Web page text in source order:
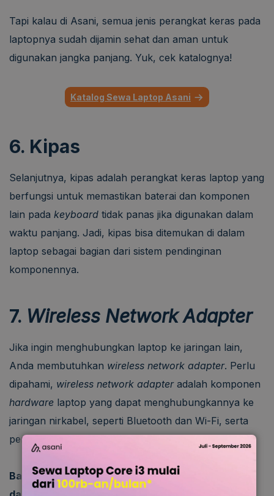
Tapi kalau di Asani, semua jenis perangkat keras pada
laptopnya sudah dijamin sehat dan aman untuk
digunakan jangka panjang. Yuk, cek katalognya!
Katalog Sewa Laptop Asani
6. Kipas
Selanjutnya, kipas adalah perangkat keras laptop yang
berfungsi untuk memastikan baterai dan komponen
lain pada keyboard tidak panas jika digunakan dalam
waktu panjang. Jadi, kipas bisa ditemukan di dalam
laptop sebagai bagian dari sistem pendinginan
komponennya.
7. Wireless Network Adapter
Jika ingin menghubungkan laptop ke jaringan lain,
Anda membutuhkan wireless network adapter. Perlu
dipahami, wireless network adapteradalah komponen
hardware laptop yang dapat menghubungkannya ke
jaringan nirkabel, seperti Bluetooth dan Wi-Fi, serta
perangkat lain, sepertispeakerdansmartphone.
Baca Juga:Penyebab Baterai Laptop Cepat Bocor